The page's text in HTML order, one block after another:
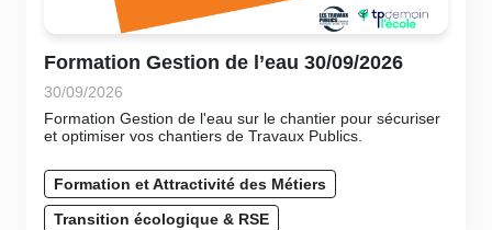
Formation Gestion de l’eau 30/09/2026
30/09/2026
Formation Gestion de l'eau sur le chantier pour sécuriser
et optimiser vos chantiers de Travaux Publics.
Formation et Attractivité des Métiers
Transition écologique & RSE